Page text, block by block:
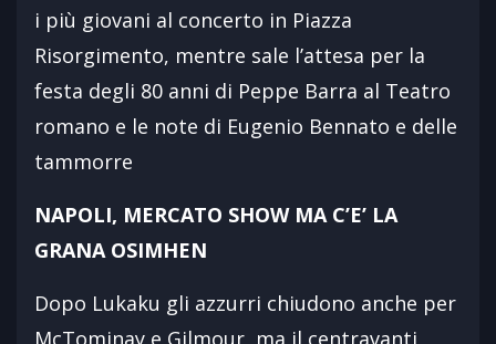
i più giovani al concerto in Piazza
Risorgimento, mentre sale l’attesa per la
festa degli 80 anni di Peppe Barra al Teatro
romano e le note di Eugenio Bennato e delle
tammorre
NAPOLI, MERCATO SHOW MA C’E’ LA
GRANA OSIMHEN
Dopo Lukaku gli azzurri chiudono anche per
McTominay e Gilmour, ma il centravanti